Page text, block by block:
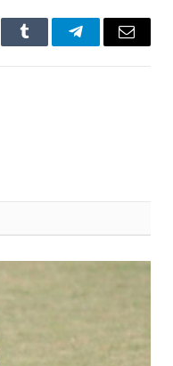
Tumblr TelegramEmail